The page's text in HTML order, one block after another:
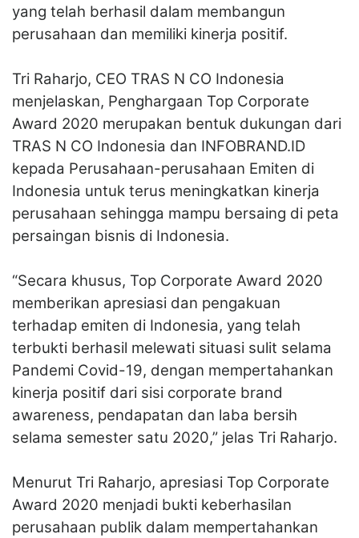
yang telah berhasil dalam membangun
perusahaan dan memiliki kinerja positif.
Tri Raharjo, CEO TRAS N CO Indonesia
menjelaskan, Penghargaan Top Corporate
Award 2020 merupakan bentuk dukungan dari
TRAS N CO Indonesia dan INFOBRAND.ID
kepada Perusahaan-perusahaan Emiten di
Indonesia untuk terus meningkatkan kinerja
perusahaan sehingga mampu bersaing di peta
persaingan bisnis di Indonesia.
“Secara khusus, Top Corporate Award 2020
memberikan apresiasi dan pengakuan
terhadap emiten di Indonesia, yang telah
terbukti berhasil melewati situasi sulit selama
Pandemi Covid-19, dengan mempertahankan
kinerja positif dari sisi corporate brand
awareness, pendapatan dan laba bersih
selama semester satu 2020,” jelas Tri Raharjo.
Menurut Tri Raharjo, apresiasi Top Corporate
Award 2020 menjadi bukti keberhasilan
perusahaan publik dalam mempertahankan